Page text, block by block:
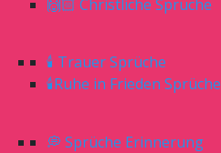
🙌🏻 Christliche Sprüche
🕯 Trauer Sprüche
🕯Ruhe in Frieden Sprüche
💭 Sprüche Erinnerung